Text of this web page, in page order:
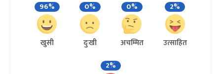
96%
खुसी
0%
दुःखी
0%
अचम्मित
2%
उत्साहित
2%